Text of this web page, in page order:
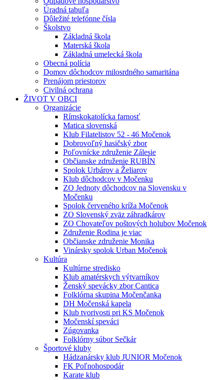
Úradná tabuľa
Dôležité telefónne čísla
Školstvo
Základná škola
Materská škola
Základná umelecká škola
Obecná polícia
Domov dôchodcov milosrdného samaritána
Prenájom priestorov
Civilná ochrana
ŽIVOT V OBCI
Organizácie
Rímskokatolícka farnosť
Matica slovenská
Klub Filatelistov 52 - 46 Močenok
Dobrovoľný hasičský zbor
Poľovnícke združenie Zálesie
Občianske združenie RUBÍN
Spolok Urbárov a Želiarov
Klub dôchodcov v Močenku
ZO Jednoty dôchodcov na Slovensku v
Močenku
Spolok červeného kríža Močenok
ZO Slovenský zväz záhradkárov
ZO Chovateľov poštových holubov Močenok
Združenie Rodina je viac
Občianske združenie Monika
Vinársky spolok Urban Močenok
Kultúra
Kultúrne stredisko
Klub amatérskych výtvarníkov
Ženský spevácky zbor Cantica
Folklórna skupina Močenčanka
DH Močenská kapela
Klub tvorivosti pri KS Močenok
Močenskí speváci
Zúgovanka
Folklórny súbor Sečkár
Športové kluby
Hádzanársky klub JUNIOR Močenok
FK Poľnohospodár
Karate klub